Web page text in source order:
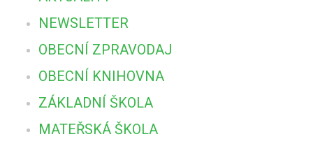
NEWSLETTER
OBECNÍ ZPRAVODAJ
OBECNÍ KNIHOVNA
ZÁKLADNÍ ŠKOLA
MATEŘSKÁ ŠKOLA